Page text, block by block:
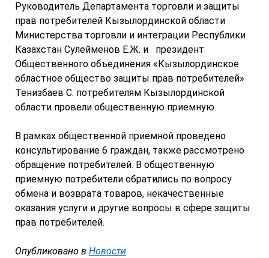
Руководитель Департамента торговли и защиты
прав потребителей Кызылординской области
Министерства торговли и интеграции Республики
Казахстан Сулейменов Е.Ж. и президент
Общественного объединения «Кызылординское
областное общество защиты прав потребителей»
Тенизбаев С. потребителям Кызылординской
области провели общественную приемную.
В рамках общественной приемной проведено
консультирование 6 граждан, также рассмотрено
обращение потребителей. В общественную
приемную потребители обратились по вопросу
обмена и возврата товаров, некачественные
оказания услуги и другие вопросы в сфере защиты
прав потребителей.
Опубликовано в Новости